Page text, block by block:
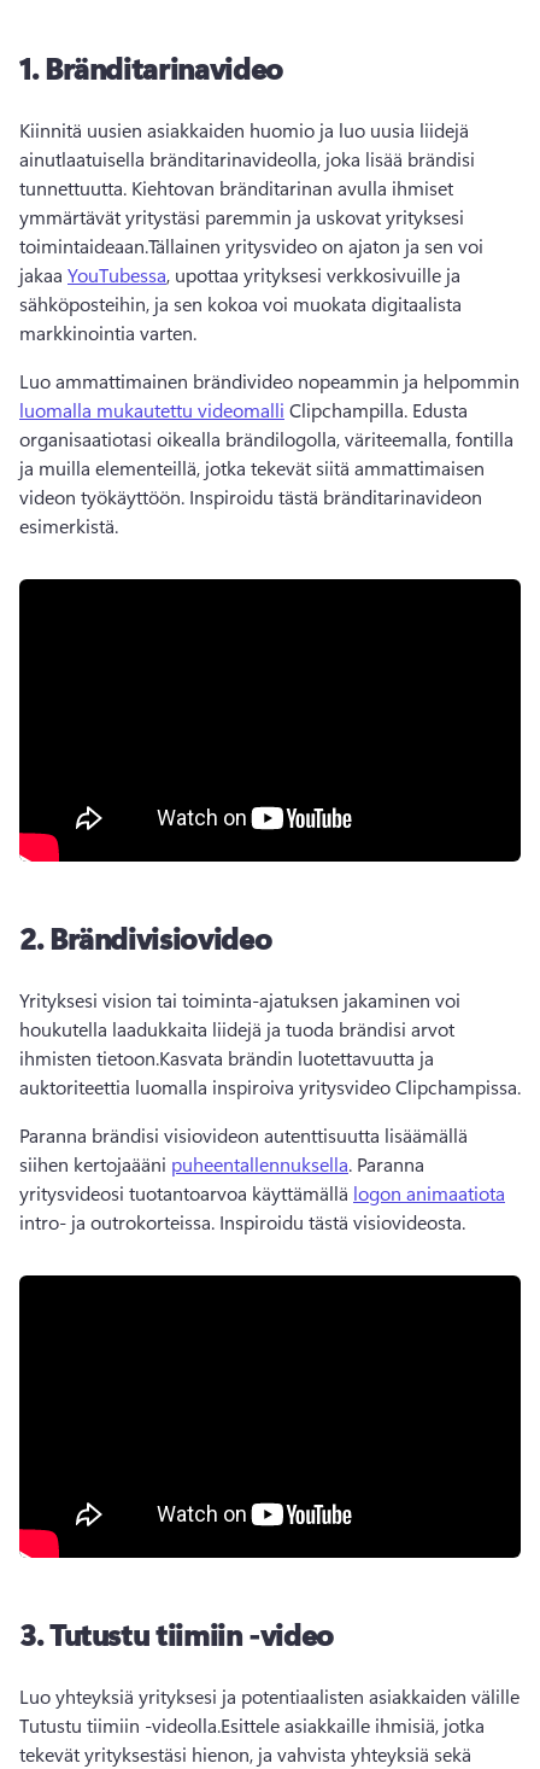
1.Bränditarinavideo
Kiinnitä uusien asiakkaiden huomio ja luo uusia liidejä
ainutlaatuisella bränditarinavideolla, joka lisää brändisi
tunnettuutta. Kiehtovan bränditarinan avulla ihmiset
ymmärtävät yritystäsi paremmin ja uskovat yrityksesi
toimintaideaan.Tällainen yritysvideo on ajaton ja sen voi
jakaa YouTubessa, upottaa yrityksesi verkkosivuille ja
sähköposteihin, ja sen kokoa voi muokata digitaalista
markkinointia varten.
luomalla mukautettu videomalli Clipchampilla. Edusta
organisaatiotasi oikealla brändilogolla, väriteemalla, fontilla
ja muilla elementeillä, jotka tekevät siitä ammattimaisen
videon työkäyttöön. Inspiroidu tästä bränditarinavideon
esimerkistä.
2.Brändivisiovideo
Yrityksesi vision tai toiminta-ajatuksen jakaminen voi
houkutella laadukkaita liidejä ja tuoda brändisi arvot
ihmisten tietoon.Kasvata brändin luotettavuutta ja
auktoriteettia luomalla inspiroiva yritysvideo Clipchampissa.
Paranna brändisi visiovideon autenttisuutta lisäämällä
siihen kertojaääni puheentallennuksella. Paranna
yritysvideosi tuotantoarvoa käyttämällä logon animaatiota
intro- ja outrokorteissa. Inspiroidu tästä visiovideosta.
3.Tutustu tiimiin -video
Luo yhteyksiä yrityksesi ja potentiaalisten asiakkaiden välille
Tutustu tiimiin -videolla.Esittele asiakkaille ihmisiä, jotka
tekevät yrityksestäsi hienon, ja vahvista yhteyksiä sekä